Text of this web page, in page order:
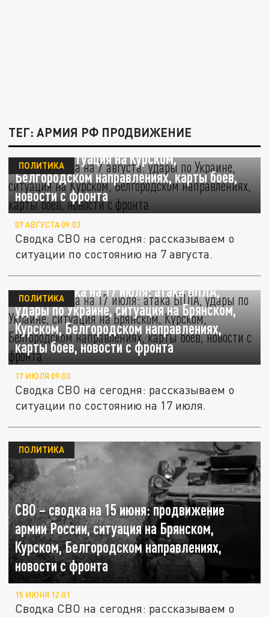
ТЕГ: АРМИЯ РФ ПРОДВИЖЕНИЕ
СВО – сводка на 7 августа: удары по
Украине, ситуация на Курском,
Белгородском направлениях, карты боев,
новости с фронта
ПОЛИТИКА
07 АВГУСТА 09:03
Сводка СВО на сегодня: рассказываем о
ситуации по состоянию на 7 августа.
СВО – сводка на 17 июля: атака БПЛА,
удары по Украине, ситуация на Брянском,
Курском, Белгородском направлениях,
карты боев, новости с фронта
ПОЛИТИКА
17 ИЮЛЯ 09:03
Сводка СВО на сегодня: рассказываем о
ситуации по состоянию на 17 июля.
СВО – сводка на 15 июня: продвижение
армии России, ситуация на Брянском,
Курском, Белгородском направлениях,
новости с фронта
ПОЛИТИКА
15 ИЮНЯ 12:01
Сводка СВО на сегодня: рассказываем о